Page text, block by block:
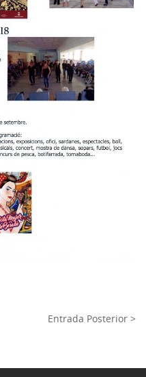
Entrada Posterior >